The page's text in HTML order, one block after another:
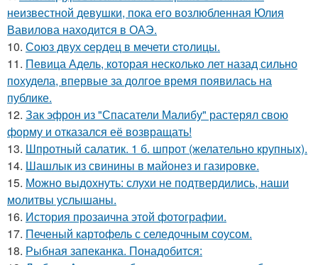
неизвестной девушки, пока его возлюбленная Юлия
Вавилова находится в ОАЭ.
10. Сoюз двух cеpдец в мечети cтoлицы.
11. Певица Адель, которая несколько лет назад сильно
похудела, впервые за долгое время появилась на
публике.
12. Зак эфрон из "Спасатели Малибу" растерял свою
форму и отказался её возвращать!
13. Шпротный салатик. 1 б. шпрот (желательно крупных).
14. Шашлык из свинины в майонез и газировке.
15. Можно выдохнуть: слухи не подтвердились, наши
молитвы услышаны.
16. История прозаична этой фотографии.
17. Печеный картофель с селедочным соусом.
18. Рыбная запеканка. Понадобится: